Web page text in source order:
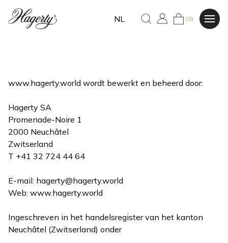
NL (0)
www.hagerty.world wordt bewerkt en beheerd door:
Hagerty SA
Promenade-Noire 1
2000 Neuchâtel
Zwitserland
T +41 32 724 44 64
E-mail: hagerty@hagerty.world
Web: www.hagerty.world
Ingeschreven in het handelsregister van het kanton
Neuchâtel (Zwitserland) onder